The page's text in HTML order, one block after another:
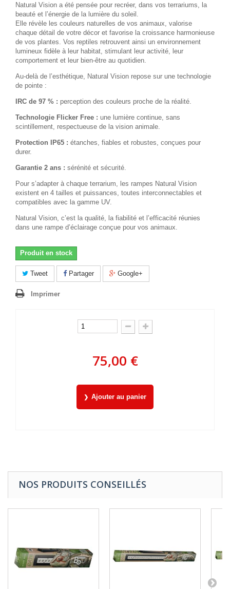
Natural Vision a été pensée pour recréer, dans vos terrariums, la
beauté et l’énergie de la lumière du soleil.
Elle révèle les couleurs naturelles de vos animaux, valorise
chaque détail de votre décor et favorise la croissance harmonieuse
de vos plantes. Vos reptiles retrouvent ainsi un environnement
lumineux fidèle à leur habitat, stimulant leur activité, leur
comportement et leur bien-être au quotidien.
Au-delà de l’esthétique, Natural Vision repose sur une technologie
de pointe :
IRC de 97 % : perception des couleurs proche de la réalité.
Technologie Flicker Free : une lumière continue, sans
scintillement, respectueuse de la vision animale.
Protection IP65 : étanches, fiables et robustes, conçues pour
durer.
Garantie 2 ans : sérénité et sécurité.
Pour s’adapter à chaque terrarium, les rampes Natural Vision
existent en 4 tailles et puissances, toutes interconnectables et
compatibles avec la gamme UV.
Natural Vision, c’est la qualité, la fiabilité et l’efficacité réunies
dans une rampe d’éclairage conçue pour vos animaux.
Produit en stock
Tweet Partager Google+
Imprimer
75,00 €
Ajouter au panier
NOS PRODUITS CONSEILLÉS